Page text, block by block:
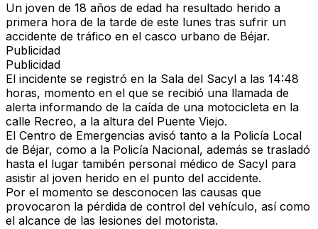
Un joven de 18 años de edad ha resultado herido a
primera hora de la tarde de este lunes tras sufrir un
accidente de tráfico en el casco urbano de Béjar.
Publicidad
Publicidad
El incidente se registró en la Sala del Sacyl a las 14:48
horas, momento en el que se recibió una llamada de
alerta informando de la caída de una motocicleta en la
calle Recreo, a la altura del Puente Viejo.
El Centro de Emergencias avisó tanto a la Policía Local
de Béjar, como a la Policía Nacional, además se trasladó
hasta el lugar tamibén personal médico de Sacyl para
asistir al joven herido en el punto del accidente.
Por el momento se desconocen las causas que
provocaron la pérdida de control del vehículo, así como
el alcance de las lesiones del motorista.